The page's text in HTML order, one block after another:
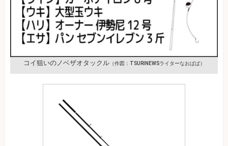
コイ狙いのノベザオタックル（作図：TSURINEWSライターなおぱぱ）